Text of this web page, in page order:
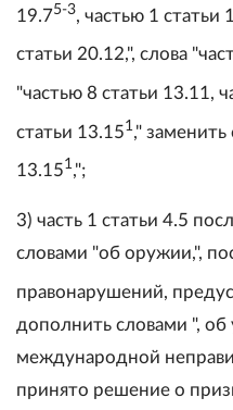
19.75-3, частью 1 статьи
статьи 20.12,", слова
"частью 8 статьи 13.11,
статьи 13.151 ,"
13.151,";
3) часть 1 статьи 4.5
словами "об оружии,",
правонарушений,
дополнить словами ", об
международной
принято решение о